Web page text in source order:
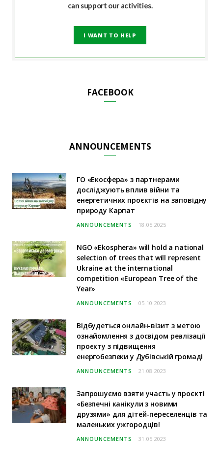
can support our activities.
I WANT TO HELP
FACEBOOK
ANNOUNCEMENTS
ГО «Екосфера» з партнерами
досліджують вплив війни та
енергетичних проєктів на заповідну
природу Карпат
ANNOUNCEMENTS 18.05.2025
NGO «Ekosphera» will hold a national
selection of trees that will represent
Ukraine at the international
competition «European Tree of the
Year»
ANNOUNCEMENTS 05.10.2023
Відбудеться онлайн-візит з метою
ознайомлення з досвідом реалізації
проєкту з підвищення
енергобезпеки у Дубівській громаді
ANNOUNCEMENTS 21.08.2023
Запрошуємо взяти участь у проєкті
«Безпечні канікули з новими
друзями» для дітей-переселенців та
маленьких ужгородців!
ANNOUNCEMENTS 31.05.2023